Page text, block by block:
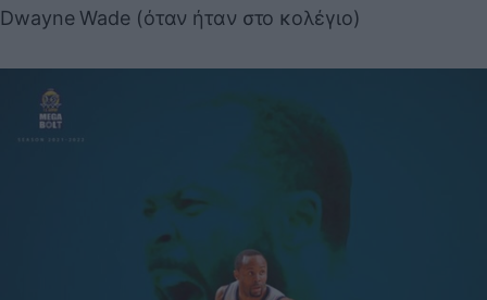
Dwayne Wade (όταν ήταν στο κολέγιο)